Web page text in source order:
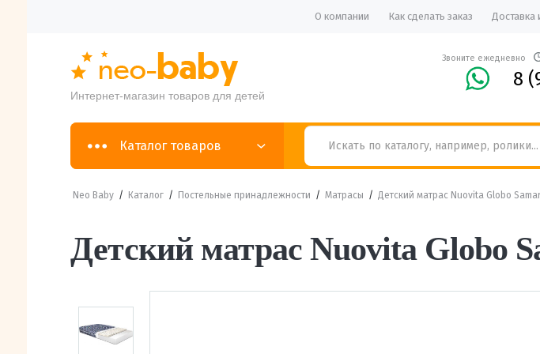
О компании Как сделать заказ Доставка
Интернет-магазин товаров для детей
Звоните ежедневно
8
Каталог товаров
Neo Baby/ Каталог/ Постельные принадлежности / Матрасы / Детский матрас Nuovita Globo
Детский матрас Nuovita Globo